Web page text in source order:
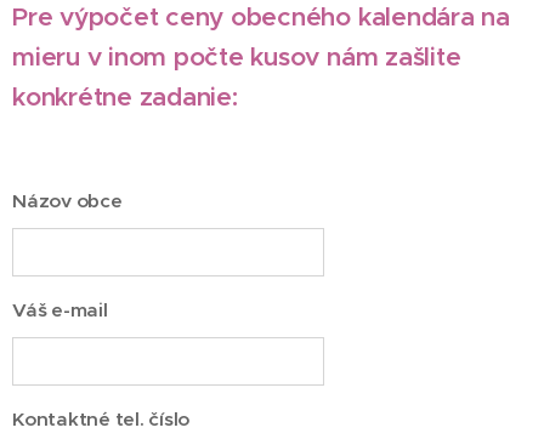
Pre výpočet ceny obecného kalendára na
mieru v inom počte kusov nám zašlite
konkrétne zadanie:
Názov obce
Váš e-mail
Kontaktné tel. číslo